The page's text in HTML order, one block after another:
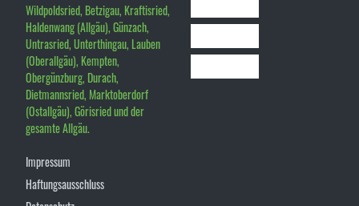
Wildpoldsried, Betzigau, Kraftisried,
Haldenwang (Allgäu), Günzach,
Untrasried, Unterthingau, Lauben
(Oberallgäu), Kempten,
Obergünzburg, Durach,
Dietmannsried, Marktoberdorf
(Ostallgäu), Görisried und der
gesamte Allgäu.
Impressum
Haftungsausschluss